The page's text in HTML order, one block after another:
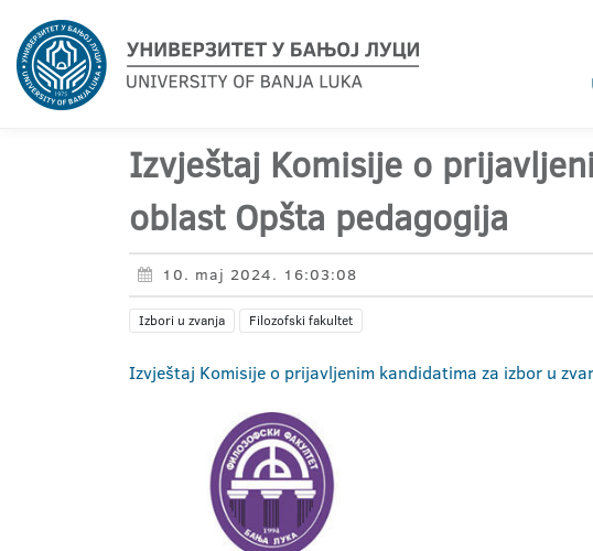
Izvještaj Komisije o
oblast Opšta pedagogija
10. maj 2024. 16:03:08
Izbori u zvanja Filozofski fakultet
Izvještaj Komisije o prijavljenim kandidatima za izbor u